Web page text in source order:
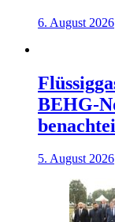
6. August 2026
BEHG-
5. August 2026